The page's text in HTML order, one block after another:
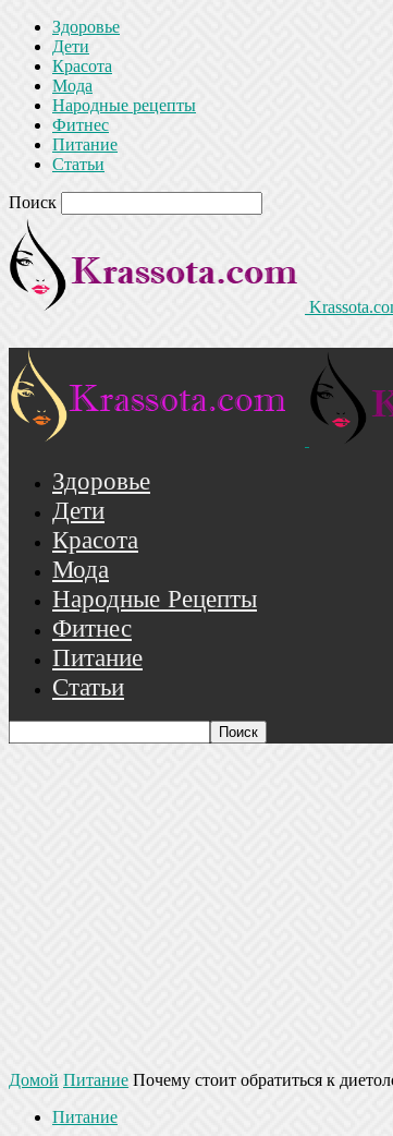
Здоровье
Дети
Красота
Мода
Народные рецепты
Фитнес
Питание
Статьи
Поиск
Здоровье
Дети
Красота
Мода
Народные Рецепты
Фитнес
Питание
Статьи
Домой Питание Почему стоит обратиться к
Питание